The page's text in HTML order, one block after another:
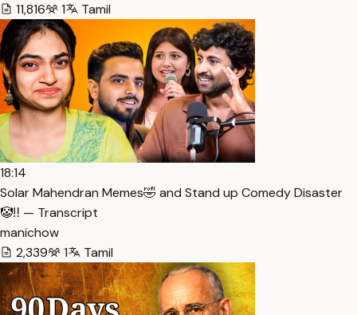
11,816
1 Tamil
18:14
Solar Mahendran Memes🤣 and Stand up Comedy Disaster
🤡‼️ — Transcript
manichow
2,339
1 Tamil